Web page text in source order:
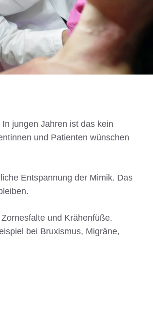
jungen Jahren ist das kein
und Patienten wünschen
Entspannung der Mimik. Das
und Krähenfüße.
bei Bruxismus, Migräne,